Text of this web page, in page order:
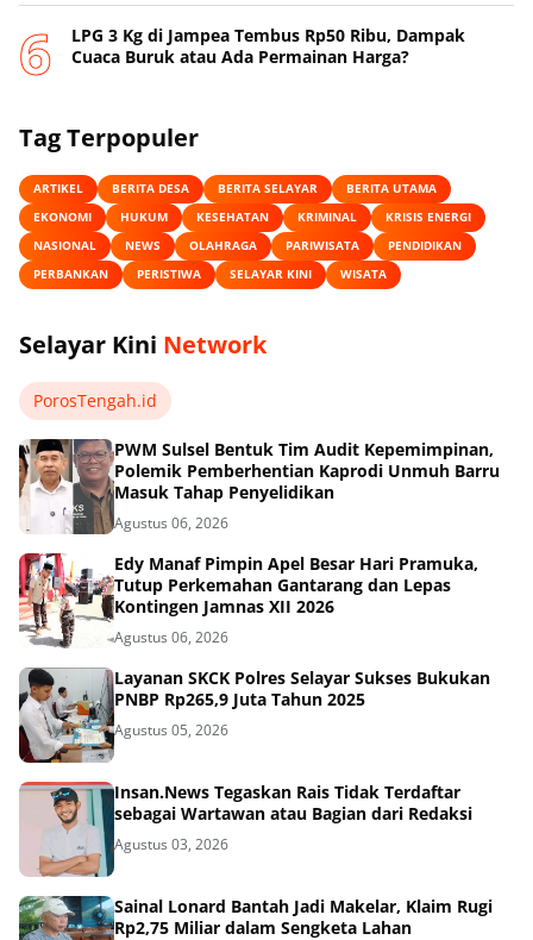
‎LPG 3 Kg di Jampea Tembus Rp50 Ribu, Dampak
Cuaca Buruk atau Ada Permainan Harga? ‎
Tag Terpopuler
ARTIKEL BERITA DESA BERITA SELAYAR
BERITA UTAMA
EKONOMI
HUKUM KESEHATAN KRIMINAL
KRISIS ENERGI
NASIONAL
NEWS OLAHRAGA PARIWISATA
PENDIDIKAN
PERBANKAN
PERISTIWA SELAYAR KINI WISATA
Selayar Kini Network
PorosTengah.id
PWM Sulsel Bentuk Tim Audit Kepemimpinan,
Polemik Pemberhentian Kaprodi Unmuh Barru
Masuk Tahap Penyelidikan
Agustus 06, 2026
Edy Manaf Pimpin Apel Besar Hari Pramuka,
Tutup Perkemahan Gantarang dan Lepas
Kontingen Jamnas XII 2026
Agustus 06, 2026
Layanan SKCK Polres Selayar Sukses Bukukan
PNBP Rp265,9 Juta Tahun 2025
Agustus 05, 2026
Insan.News Tegaskan Rais Tidak Terdaftar
sebagai Wartawan atau Bagian dari Redaksi
Agustus 03, 2026
Sainal Lonard Bantah Jadi Makelar, Klaim Rugi
Rp2,75 Miliar dalam Sengketa Lahan